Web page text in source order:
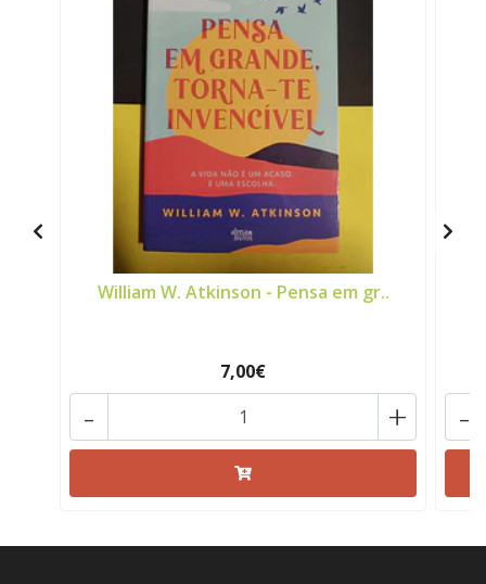
William W. Atkinson - Pensa em gr..
7,00€
+
- -